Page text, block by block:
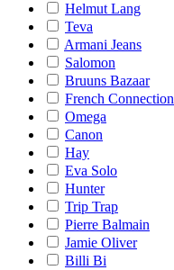
Helmut Lang
Teva
Armani Jeans
Salomon
Bruuns Bazaar
French Connection
Omega
Canon
Hay
Eva Solo
Hunter
Trip Trap
Pierre Balmain
Jamie Oliver
Billi Bi